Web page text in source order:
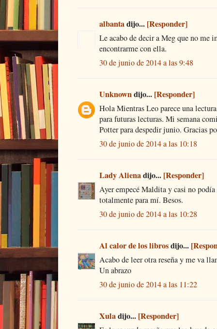
albantadijo... [Responder]
Le acabo de decir a Meg que no me
encontrarme con ella.
30 de junio de 2014 a las 9:48
Unknowndijo... [Responder]
Hola Mientras Leo parece una
para futuras lecturas. Mi semana
Potter para despedir junio. Gracias
30 de junio de 2014 a las 10:18
Lady Alienadijo... [Responder]
Ayer empecé Maldita y casi no
totalmente para mí. Besos.
30 de junio de 2014 a las 10:28
Al calor de los librosdijo...
Acabo de leer otra reseña y me va
Un abrazo
30 de junio de 2014 a las 11:22
Xuladijo... [Responder]